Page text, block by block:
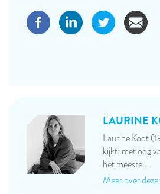
LAURINE
Laurine Koot
kijkt: met oog
het meeste…
Meer over